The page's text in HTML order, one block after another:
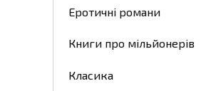
Еротичні романи
Книги про мільйонерів
Класика